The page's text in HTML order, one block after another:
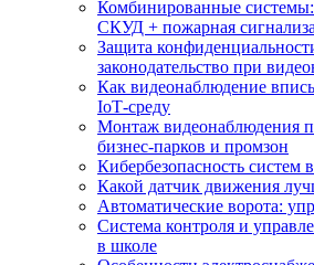
Комбинированные
СКУД + пожарная
Защита
законодательство при
Как видеонаблюдение
IoT‑среду
Монтаж видеонаблюдения
бизнес‑парков и промзон
Кибербезопасность систем
Какой датчик движения
Автоматические ворота:
Система контроля и
в школе